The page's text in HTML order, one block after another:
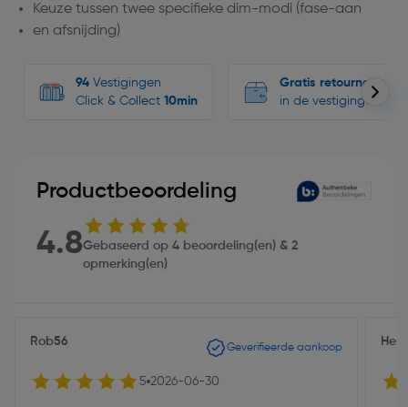
Keuze tussen twee specifieke dim-modi (fase-aan
en afsnijding)
94 Vestigingen
Click & Collect 10min
Gratis retourneren
in de vestigingen
Productbeoordeling
4.8Gebaseerd op 4 beoordeling(en) & 2
opmerking(en)
Rob56 Geverifieerde aankoop
5 2026-06-30